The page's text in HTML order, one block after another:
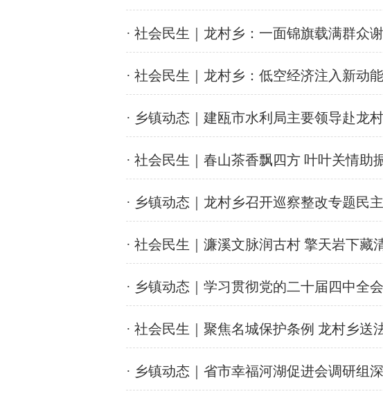
· 社会民生｜龙村乡：一面锦旗载满群众
· 社会民生｜龙村乡：低空经济注入新动
· 乡镇动态｜建瓯市水利局主要领导赴龙
· 社会民生｜春山茶香飘四方 叶叶关情
· 乡镇动态｜龙村乡召开巡察整改专题民
· 社会民生｜濂溪文脉润古村 擎天岩下
· 乡镇动态｜学习贯彻党的二十届四中全
· 社会民生｜聚焦名城保护条例 龙村乡送
· 乡镇动态｜省市幸福河湖促进会调研组